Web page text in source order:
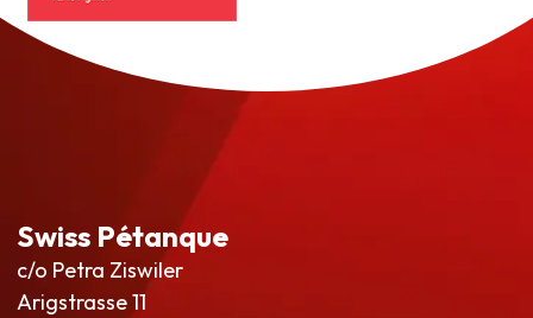
Swiss Pétanque
c/o Petra Ziswiler
Arigstrasse 11